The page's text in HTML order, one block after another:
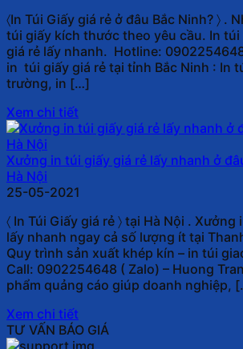
〈In Túi Giấy giá rẻ ở đâu Bắc Ninh? 〉 .
túi giấy kích thước theo yêu cầu. In
giá rẻ lấy nhanh. Hotline:
in túi giấy giá rẻ tại tỉnh Bắc Ninh : In
trường, in […]
Xem chi tiết
Xưởng in túi giấy giá rẻ lấy nhanh ở
Hà Nội
25-05-2021
〈 In Túi Giấy giá rẻ 〉 tại Hà Nội .
lấy nhanh ngay cả số lượng ít tại
Quy trình sản xuất khép kín – in túi
Call: 0902254648 ( Zalo) – Huong
phẩm quảng cáo giúp doanh nghiệp,
Xem chi tiết
TƯ VẤN BÁO GIÁ